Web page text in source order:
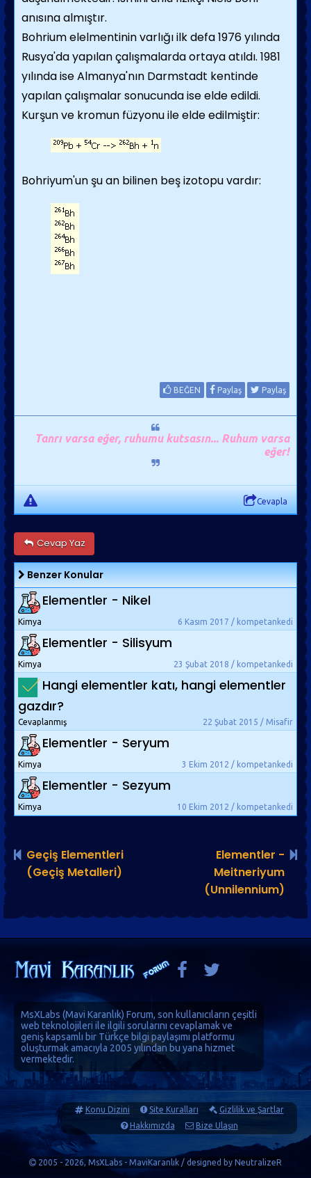
anısına almıştır.
Bohrium elelmentinin varlığı ilk defa 1976 yılında
Rusya'da yapılan çalışmalarda ortaya atıldı. 1981
yılında ise Almanya'nın Darmstadt kentinde
yapılan çalışmalar sonucunda ise elde edildi.
Kurşun ve kromun füzyonu ile elde edilmiştir:
Bohriyum'un şu an bilinen beş izotopu vardır:
BEĞEN Paylaş Paylaş
Tanrı varsa eğer, ruhumu kutsasın... Ruhum varsa
eğer!
Cevapla
Cevap Yaz
Benzer Konular
Elementler - Nikel
6 Kasım 2017 / kompetankedi
Kimya
Elementler - Silisyum
23 Şubat 2018 / kompetankedi
Kimya
Hangi elementler katı, hangi elementler
gazdır?
22 Şubat 2015 / Misafir
Cevaplanmış
Elementler - Seryum
3 Ekim 2012 / kompetankedi
Kimya
Elementler - Sezyum
10 Ekim 2012 / kompetankedi
Kimya
Geçiş Elementleri
(Geçiş Metalleri)
Elementler -
Meitneriyum
(Unnilennium)
MsXLabs (Mavi Karanlık) Forum, son kullanıcıların çeşitli
web teknolojileri ile ilgili sorularını cevaplamak ve
geniş kapsamlı bir Türkçe bilgi paylaşımı platformu
oluşturmak amacıyla 2005 yılından bu yana hizmet
vermektedir.
Konu Dizini Site Kuralları
Gizlilik ve Şartlar
Hakkımızda
Bize Ulaşın
2005 - 2026, MsXLabs - MaviKaranlık / designed by NeutralizeR